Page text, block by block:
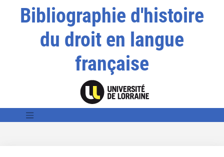
Bibliographie d'histoire
du droit en langue
française